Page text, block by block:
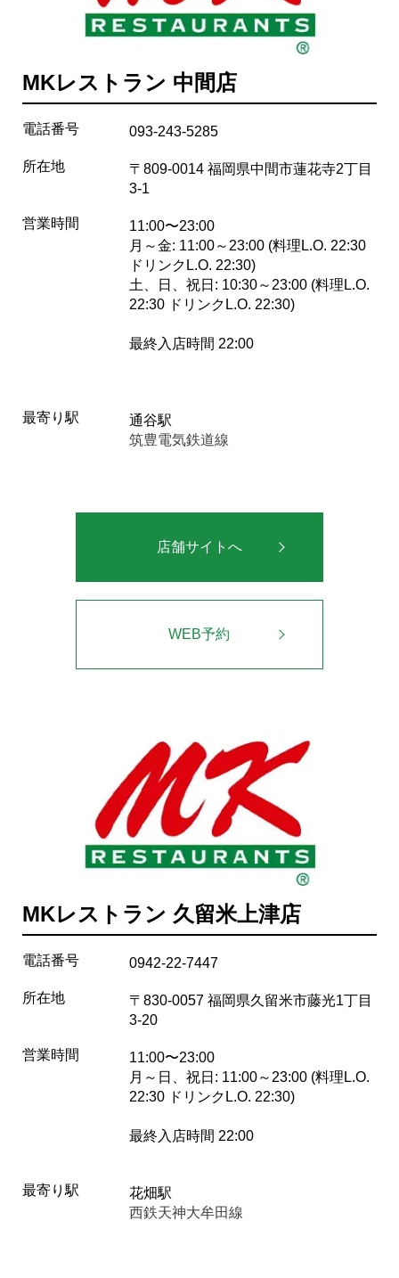
MKレストラン 中間店
電話番号 093-243-5285
所在地
〒809-0014 福岡県中間市蓮花寺2丁目
3-1
営業時間
11:00〜23:00
月～金: 11:00～23:00 (料理L.O. 22:30
ドリンクL.O. 22:30)
土、日、祝日: 10:30～23:00 (料理L.O.
22:30 ドリンクL.O. 22:30)
最終入店時間 22:00
最寄り駅
通谷駅
筑豊電気鉄道線
店舗サイトへ
WEB予約
MKレストラン 久留米上津店
電話番号 0942-22-7447
所在地
〒830-0057 福岡県久留米市藤光1丁目
3-20
営業時間
11:00〜23:00
月～日、祝日: 11:00～23:00 (料理L.O.
22:30 ドリンクL.O. 22:30)
最終入店時間 22:00
最寄り駅
花畑駅
西鉄天神大牟田線